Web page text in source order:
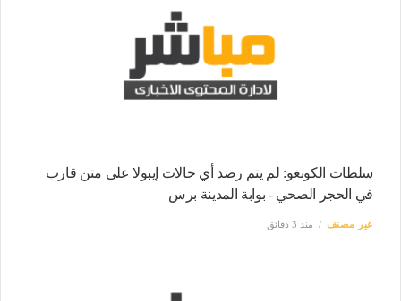
سلطات الكونغو: لم يتم رصد أي حالات إيبولا على متن قارب
في الحجر الصحي - بوابة المدينة برس
غير مصنف منذ 3 دقائق